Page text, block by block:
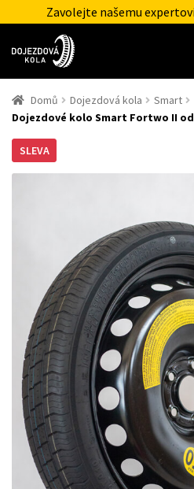
Zavolejte našemu
Domů Dojezdová kola Smart
Dojezdové kolo Smart Fortwo II od
SLEVA